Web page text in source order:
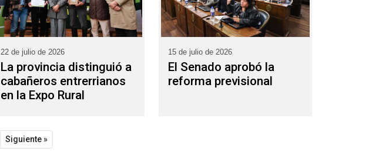
22 de julio de 2026
La provincia distinguió a
cabañeros entrerrianos
en la Expo Rural
15 de julio de 2026
El Senado aprobó la
reforma previsional
Siguiente »